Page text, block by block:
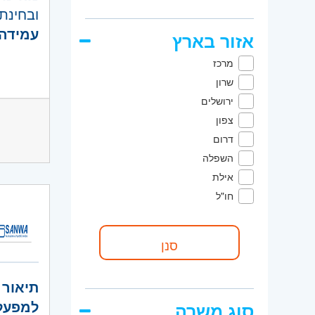
אזור בארץ
מרכז
שרון
ירושלים
צפון
דרום
השפלה
אילת
חו"ל
כלים
הייצור.
קוד
דרום-
השפלה